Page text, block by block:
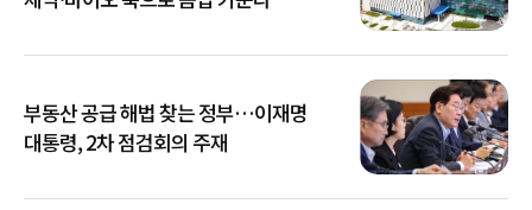
부동산 공급 해법 찾는 정부…이재명
대통령, 2차 점검회의 주재